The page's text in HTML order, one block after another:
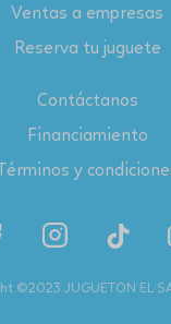
Ventas a empresas
Reserva tu juguete
Contáctanos
Financiamiento
y
©2023 JUGUETON EL